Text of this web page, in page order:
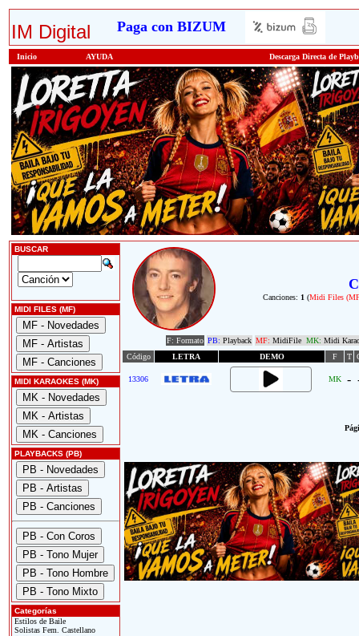
IM Digital Paga con BIZUM
Inicio AYUDA Descarga Directa de
BUSCAR
MIDI FILES (MF)
MIDI KARAOKES (MK)
PLAYBACKS (PB)
Categorías
Estilos de Baile
Solistas Fem. Castellano
Canciones: 1 (Midi Files
F: Formato PB: Playback MF: MidiFile MK: Midi
Código
LETRA DEMO F T
13306 MK -